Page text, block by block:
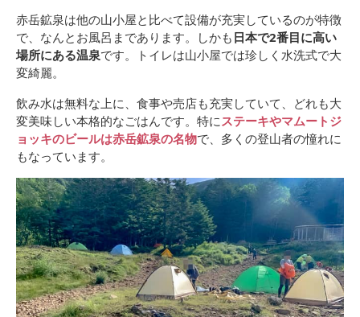
赤岳鉱泉は他の山小屋と比べて設備が充実しているのが特徴
で、なんとお風呂まであります。しかも 日本で2番目に高い
場所にある温泉です。トイレは山小屋では珍しく水洗式で大
変綺麗。
飲み水は無料な上に、食事や売店も充実していて、どれも大
変美味しい本格的なごはんです。特にステーキやマムートジ
ョッキのビールは赤岳鉱泉の名物で、多くの登山者の憧れに
もなっています。